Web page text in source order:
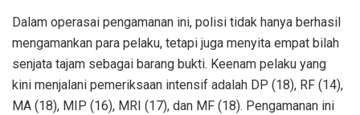
Dalam operasai pengamanan ini, polisi tidak hanya berhasil
mengamankan para pelaku, tetapi juga menyita empat bilah
senjata tajam sebagai barang bukti. Keenam pelaku yang
kini menjalani pemeriksaan intensif adalah DP (18), RF (14),
MA (18), MIP (16), MRI (17), dan MF (18). Pengamanan ini